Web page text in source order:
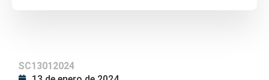
SC13012024